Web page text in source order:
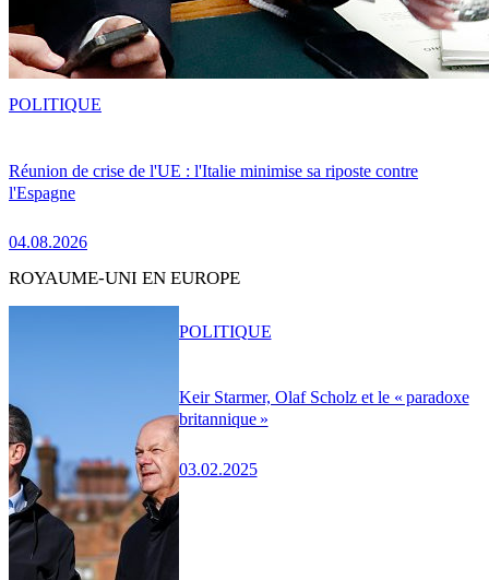
Réunion de crise de l'UE : l'Italie minimise sa riposte contre
l'Espagne
04.08.2026
POLITIQUE
ROYAUME-UNI EN EUROPE
Keir Starmer, Olaf Scholz et le « paradoxe
britannique »
03.02.2025
POLITIQUE